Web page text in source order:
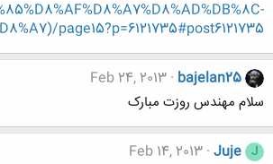
page15?p=6121735#post6121735
bajelan25
Feb 24, 2013
سلام مهندس روزت مبارک
J
Juje
Feb 14, 2013